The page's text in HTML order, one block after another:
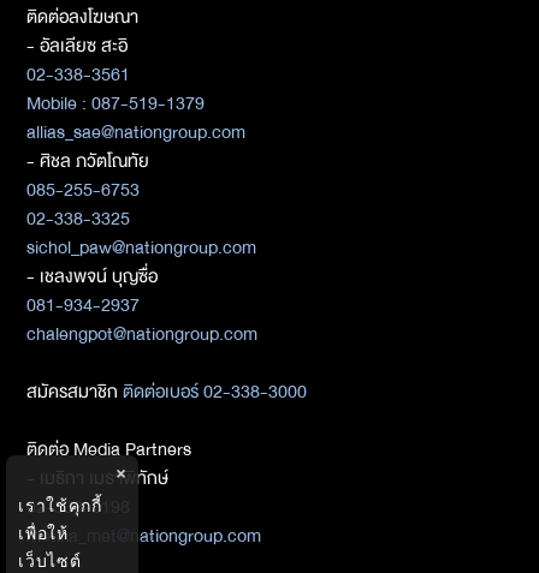
ติดต่อลงโฆษณา
- อัลเลียซ สะอิ
02-338-3561
Mobile : 087-519-1379
allias_sae@nationgroup.com
- ศิชล ภวัตโณทัย
085-255-6753
02-338-3325
sichol_paw@nationgroup.com
- เชลงพจน์ บุญซื่อ
081-934-2937
chalengpot@nationgroup.com
สมัครสมาชิกติดต่อเบอร์ 02-338-3000
ติดต่อ Media Partners
- เมธิกา เมธาพิทักษ์
02-338-3198
metika_met@nationgroup.com
×
เราใช้คุกกี้
เพื่อให้
เว็บไซต์